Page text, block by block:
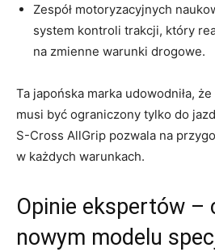
Zespół motoryzacyjnych
system ‍kontroli trakcji, który
na zmienne warunki drogowe.
Ta japońska marka udowodniła,
musi być ograniczony tylko do​
S-Cross‍ AllGrip pozwala na
w każdych warunkach.
Opinie ekspertów –
nowym modelu